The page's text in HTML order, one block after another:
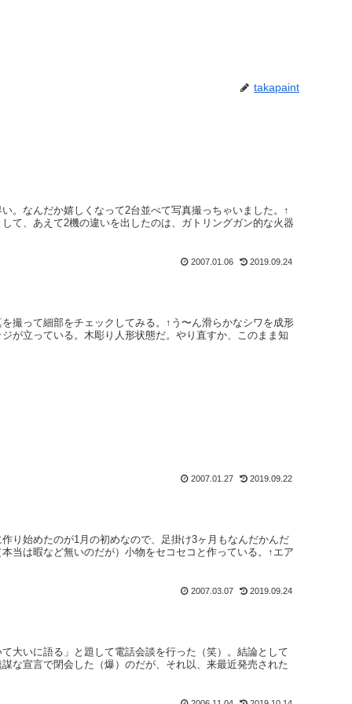
takapaint
。なんだか嬉しくなって2台並べて写真撮っちゃいました。↑
て、あえて2機の違いを出したのは、ガトリングガン的な火器
2007.01.06 2019.09.24
撮って細部をチェックしてみる。↑う〜ん滑らかなシワを成形
が立っている。木彫り人形状態だ。やり直すか、このまま知
2007.01.27 2019.09.22
り始めたのが1月の初めなので、足掛け3ヶ月もなんだかんだ
当は暇など無いのだが）小物をセコセコと作っている。↑エア
2007.03.07 2019.09.24
大いに語る」と題して電話会談を行った（笑）。結論として
な宣言で閉会した（爆）のだが、それ以、来最近発売された